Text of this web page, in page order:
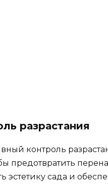
разрастания
контроль
предотвратить
эстетику сада и